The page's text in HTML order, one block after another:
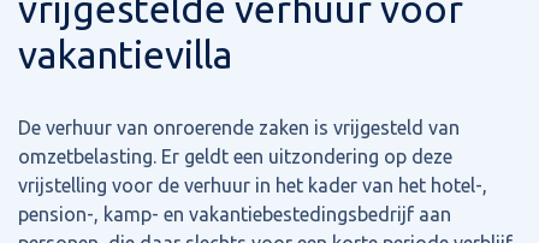
vakantievilla
De verhuur van onroerende zaken is vrijgesteld van
omzetbelasting. Er geldt een uitzondering op deze
vrijstelling voor de verhuur in het kader van het hotel-,
pension-, kamp- en vakantiebestedingsbedrijf aan